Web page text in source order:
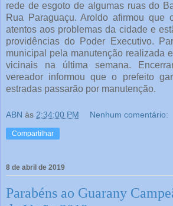
rede de esgoto de algumas ruas do
Rua Paraguaçu. Aroldo afirmou que
atentos aos problemas da cidade e
providências do Poder Executivo.
municipal pela manutenção realizada
vicinais na última semana.
vereador informou que o prefeito
estradas passarão por manutenção.
ABN às 2:34:00 PM Nenhum comentário:
Compartilhar
8 de abril de 2019
Parabéns ao Guarany